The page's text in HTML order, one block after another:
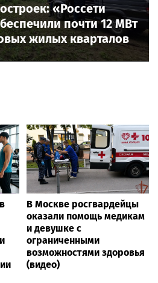
«Россети
почти 12 МВт
жилых кварталов
В Москве росгвардейцы
оказали помощь медикам
и девушке с
ограниченными
возможностями здоровья
(видео)